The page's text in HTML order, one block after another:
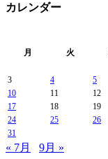
カレンダー
月 火
3
4 5
10
11 12
17
18 19
24
25 26
31
« 7月 9月 »